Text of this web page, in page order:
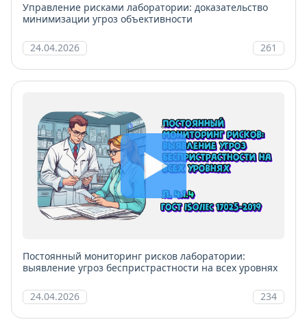
Управление рисками лаборатории: доказательство
минимизации угроз объективности
24.04.2026 261
Постоянный мониторинг рисков лаборатории:
выявление угроз беспристрастности на всех уровнях
24.04.2026 234